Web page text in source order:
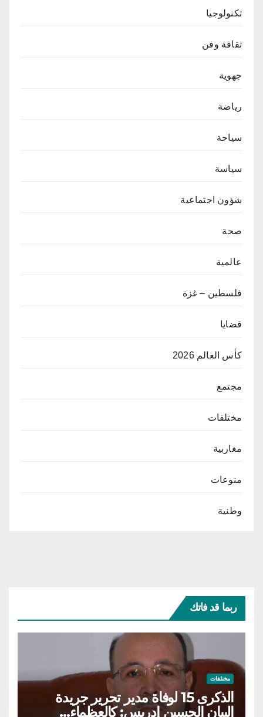
تكنولوجيا
ثقافة وفن
جهوية
رياضة
سياحة
سياسة
شؤون اجتماعية
صحة
عالمية
فلسطين – غزة
قضايا
كأس العالم 2026
مجتمع
مختلفات
مغاربية
منوعات
وطنية
ربما قد فاتك
مختلفات
الذكرى 15 لوفاة مدير تحرير جريدة
البيان الحسين إدريس: كالعظماء…